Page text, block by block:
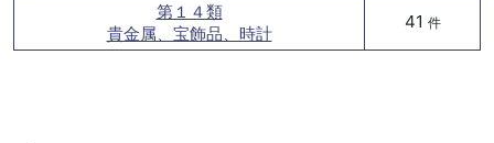
第１４類
貴金属、宝飾品、時計
41 件